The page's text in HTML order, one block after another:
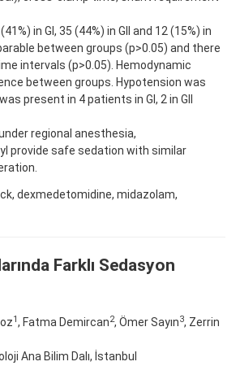
in GI, 35 (44%) in GII and 12 (15%) in
between groups (p>0.05) and there
intervals (p>0.05). Hemodynamic
between groups. Hypotension was
present in 4 patients in GI, 2 in GII
under regional anesthesia,
provide safe sedation with similar
dexmedetomidine, midazolam,
Farklı Sedasyon
1 , Fatma Demircan2, Ömer Sayın3, Zerrin
Ana Bilim Dalı, İstanbul